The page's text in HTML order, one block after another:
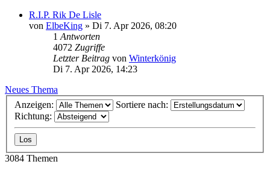
R.I.P. Rik De Lisle
von ElbeKing » Di 7. Apr 2026, 08:20
1 Antworten
4072 Zugriffe
Letzter Beitrag von Winterkönig
Di 7. Apr 2026, 14:23
Neues Thema
Anzeigen:
Sortiere nach:
Richtung:
3084 Themen